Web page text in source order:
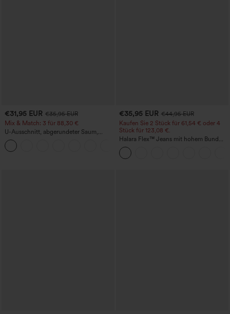
€31,95 EUR €35,95 EUR
Mix & Match: 3 für 88,30 €
U-Ausschnitt, abgerundeter Saum,
InstantCool Yoga-Trägertop – UPF50+
€35,95 EUR €44,95 EUR
Kaufen Sie 2 Stück für 61,54 € oder 4
Stück für 123,08 €.
Halara Flex™ Jeans mit hohem Bund
und Taschen, gewaschener, lässiger
Bootcut